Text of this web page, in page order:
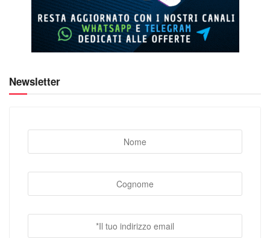
Newsletter